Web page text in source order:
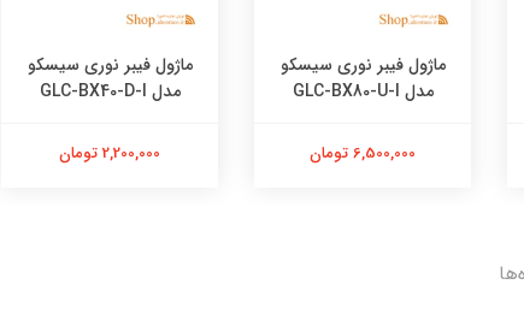
ماژول فیبر نوری سیسکو
مدل GLC-BX80-U-I
6,500,000 تومان
ماژول فیبر نوری سیسکو
مدل GLC-BX40-D-I
2,200,000 تومان